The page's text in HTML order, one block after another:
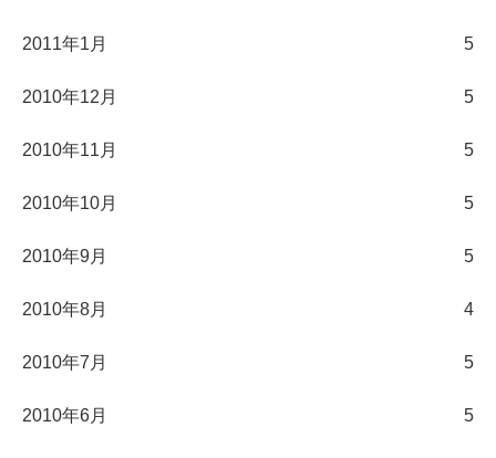
2011年1月 5
2010年12月 5
2010年11月 5
2010年10月 5
2010年9月 5
2010年8月 4
2010年7月 5
2010年6月 5